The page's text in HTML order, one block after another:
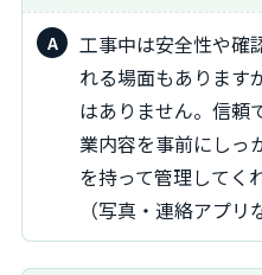
工事中は安全性や確認のため立ち会いを求めら
れる場面もあります
はありません。信頼
業内容を事前にしっ
を持って管理してく
（写真・連絡アプリ